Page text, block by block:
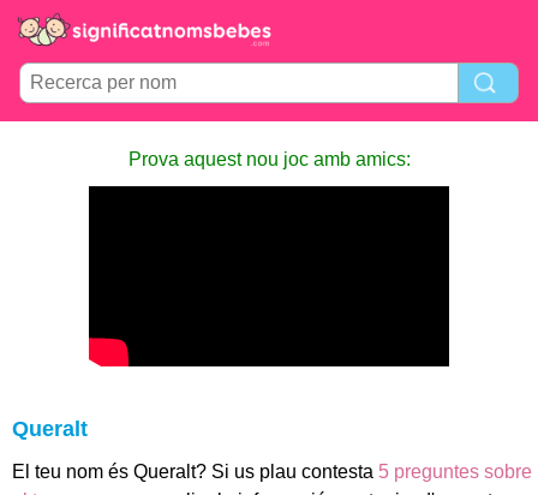
Prova aquest nou joc amb amics:
Queralt
El teu nom és Queralt? Si us plau contesta 5 preguntes sobre